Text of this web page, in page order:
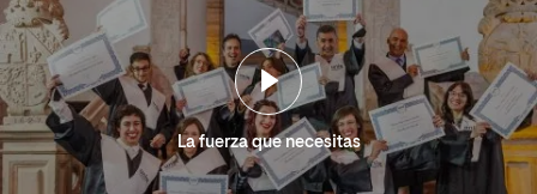
La fuerza que necesitas